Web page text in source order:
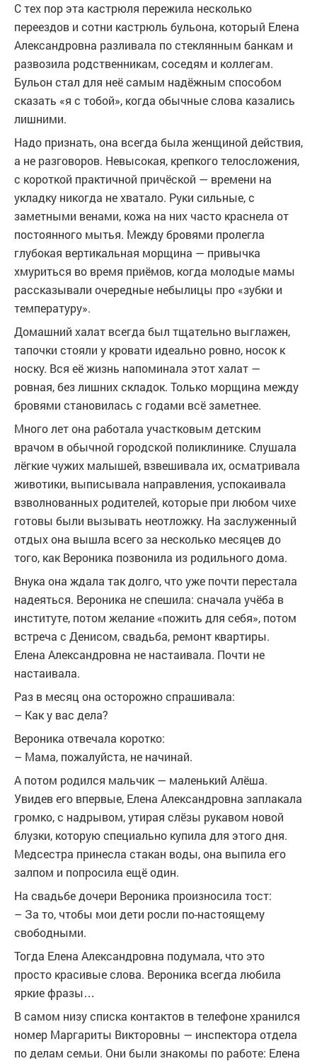
С тех пор эта кастрюля пережила несколько
переездов и сотни кастрюль бульона, который Елена
Александровна разливала по стеклянным банкам и
развозила родственникам, соседям и коллегам.
Бульон стал для неё самым надёжным способом
сказать «я с тобой», когда обычные слова казались
лишними.
Надо признать, она всегда была женщиной действия,
а не разговоров. Невысокая, крепкого телосложения,
с короткой практичной причёской — времени на
укладку никогда не хватало. Руки сильные, с
заметными венами, кожа на них часто краснела от
постоянного мытья. Между бровями пролегла
глубокая вертикальная морщина — привычка
хмуриться во время приёмов, когда молодые мамы
рассказывали очередные небылицы про «зубки и
температуру».
Домашний халат всегда был тщательно выглажен,
тапочки стояли у кровати идеально ровно, носок к
носку. Вся её жизнь напоминала этот халат —
ровная, без лишних складок. Только морщина между
бровями становилась с годами всё заметнее.
Много лет она работала участковым детским
врачом в обычной городской поликлинике. Слушала
лёгкие чужих малышей, взвешивала их, осматривала
животики, выписывала направления, успокаивала
взволнованных родителей, которые при любом чихе
готовы были вызывать неотложку. На заслуженный
отдых она вышла всего за несколько месяцев до
того, как Вероника позвонила из родильного дома.
Внука она ждала так долго, что уже почти перестала
надеяться. Вероника не спешила: сначала учёба в
институте, потом желание «пожить для себя», потом
встреча с Денисом, свадьба, ремонт квартиры.
Елена Александровна не настаивала. Почти не
настаивала.
Раз в месяц она осторожно спрашивала:
– Как у вас дела?
Вероника отвечала коротко:
– Мама, пожалуйста, не начинай.
А потом родился мальчик — маленький Алёша.
Увидев его впервые, Елена Александровна заплакала
громко, с надрывом, утирая слёзы рукавом новой
блузки, которую специально купила для этого дня.
Медсестра принесла стакан воды, она выпила его
залпом и попросила ещё один.
На свадьбе дочери Вероника произносила тост:
– За то, чтобы мои дети росли по-настоящему
свободными.
Тогда Елена Александровна подумала, что это
просто красивые слова. Вероника всегда любила
яркие фразы…
В самом низу списка контактов в телефоне хранился
номер Маргариты Викторовны — инспектора отдела
по делам семьи. Они были знакомы по работе: Елена